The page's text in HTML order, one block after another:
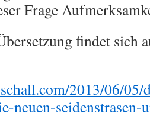
Frage
findet sich
2013/06/05/
neuen-seidenstrasen-